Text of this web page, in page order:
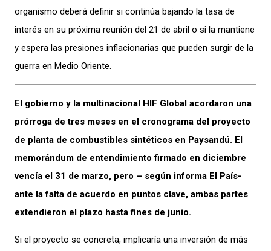
organismo deberá definir si continúa bajando la tasa de
interés en su próxima reunión del 21 de abril o si la mantiene
y espera las presiones inflacionarias que pueden surgir de la
guerra en Medio Oriente.
El gobierno y la multinacional HIF Global acordaron una
prórroga de tres meses en el cronograma del proyecto
de planta de combustibles sintéticos en Paysandú. El
memorándum de entendimiento firmado en diciembre
vencía el 31 de marzo, pero – según informa El País-
ante la falta de acuerdo en puntos clave, ambas partes
extendieron el plazo hasta fines de junio.
Si el proyecto se concreta, implicaría una inversión de más